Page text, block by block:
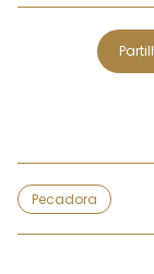
Pecadora